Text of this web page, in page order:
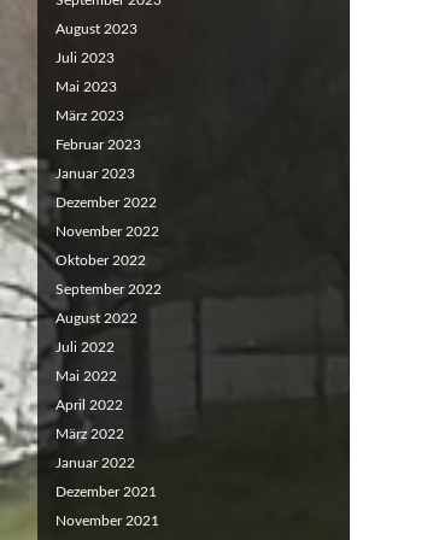
August 2023
Juli 2023
Mai 2023
März 2023
Februar 2023
Januar 2023
Dezember 2022
November 2022
Oktober 2022
September 2022
August 2022
Juli 2022
Mai 2022
April 2022
März 2022
Januar 2022
Dezember 2021
November 2021